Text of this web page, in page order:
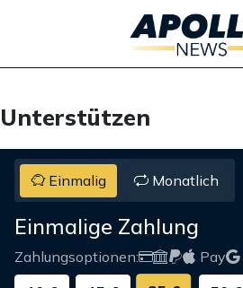
Unterstützen
Einmalig Monatlich
Einmalige Zahlung
Zahlungsoptionen: Pay